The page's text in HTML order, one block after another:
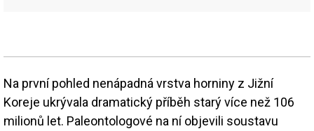
Na první pohled nenápadná vrstva horniny z Jižní
Koreje ukrývala dramatický příběh starý více než 106
milionů let. Paleontologové na ní objevili soustavu